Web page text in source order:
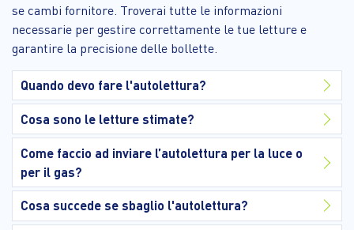
se cambi fornitore. Troverai tutte le informazioni
necessarie per gestire correttamente le tue letture e
garantire la precisione delle bollette.
Quando devo fare l'autolettura?
Cosa sono le letture stimate?
Come faccio ad inviare l’autolettura per la luce o
per il gas?
Cosa succede se sbaglio l'autolettura?